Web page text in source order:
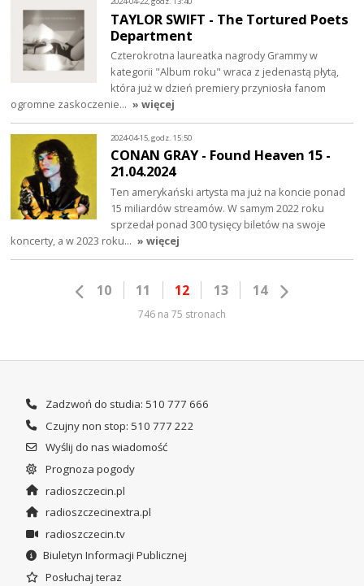
TAYLOR SWIFT - The Tortured Poets
Department
Czterokrotna laureatka nagrody Grammy w
kategorii "Album roku" wraca z jedenastą płytą,
która już w dzień premiery przyniosła fanom
ogromne zaskoczenie… » więcej
2024-04-15, godz. 15:50
CONAN GRAY - Found Heaven 15 -
21.04.2024
Ten amerykański artysta ma już na koncie ponad
15 miliardów streamów. W samym 2022 roku
sprzedał ponad 300 tysięcy biletów na swoje
koncerty, a w 2023 roku… » więcej
10 11 12 13 14
746 na 75 stronach
Zadzwoń do studia: 510 777 666
Czujny non stop: 510 777 222
Wyślij do nas wiadomość
Prognoza pogody
radioszczecin.pl
radioszczecinextra.pl
radioszczecin.tv
Biuletyn Informacji Publicznej
Posłuchaj teraz